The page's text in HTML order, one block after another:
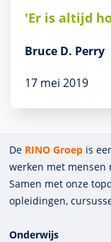
'Er is altijd
Bruce D. Perry
17 mei 2019
De RINO Groep is
werken met mensen
Samen met onze
opleidingen,
Onderwijs